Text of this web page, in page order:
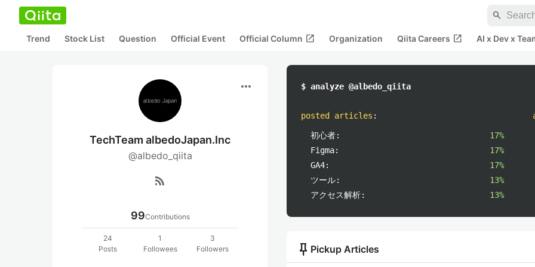
search
Trend Stock List Question Official Event Official Column open_in_new Organization Qiita Careers open_in_new AI x Dev x
more_horiz
TechTeam albedoJapan.Inc
@albedo_qiita
rss_feed
99Contributions
24
Posts
1
Followees
3
Followers
$ analyze @albedo_qiita
posted articles :
初心者:
17%
Figma:
17%
GA4:
17%
ツール:
13%
アクセス解析:
13%
push_pin Pickup Articles